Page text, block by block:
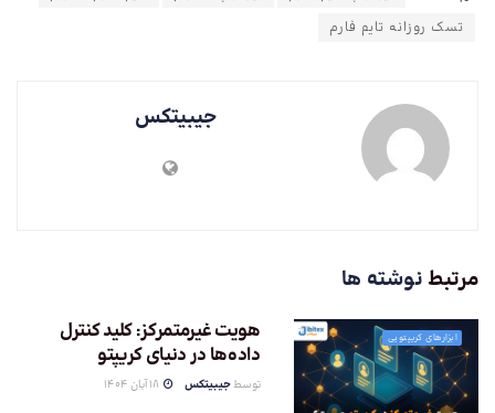
تسک روزانه تایم فارم
جیبیتکس
مرتبط نوشته ها
ابزارهای کریپتویی
هویت غیرمتمرکز: کلید کنترل
داده‌ها در دنیای کریپتو
توسط جیبیتکس